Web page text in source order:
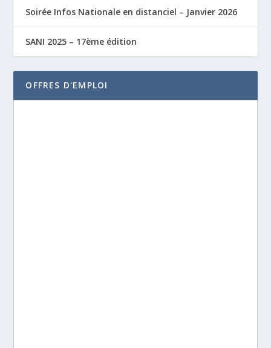
Soirée Infos Nationale en distanciel – Janvier 2026
SANI 2025 – 17ème édition
OFFRES D'EMPLOI